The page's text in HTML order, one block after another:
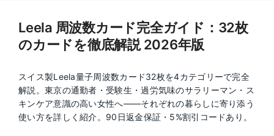
Leela 周波数カード完全ガイド：32枚
のカードを徹底解説 2026年版
スイス製Leela量子周波数カード32枚を4カテゴリーで完全
解説。東京の通勤者・受験生・過労気味のサラリーマン・ス
キンケア意識の高い女性へ——それぞれの暮らしに寄り添う
使い方を詳しく紹介。90日返金保証・5%割引コードあり。